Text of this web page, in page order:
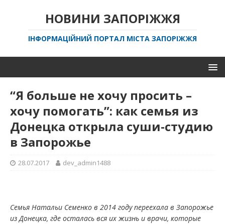
НОВИНИ ЗАПОРІЖЖЯ
ІНФОРМАЦІЙНИЙ ПОРТАЛ МІСТА ЗАПОРІЖЖЯ
“Я больше не хочу просить –
хочу помогать”: как семья из
Донецка открыла суши-студию
в Запорожье
28.07.2017 dev_admin1488
Семья Натальи Семенко в 2014 годупереехала в Запорожье
из Донецка, где осталась вся их жизнь и врачи, которые